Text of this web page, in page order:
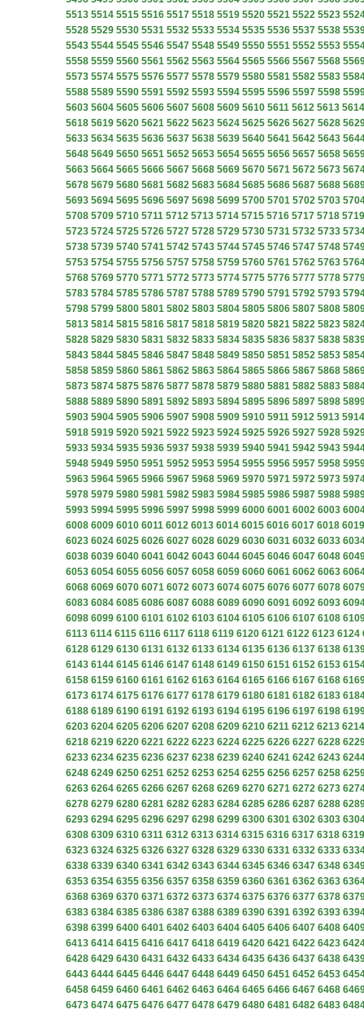
5513 5514 5515 5516 5517 5518 5519 5520 5521 5522 5523
5528 5529 5530 5531 5532 5533 5534 5535 5536 5537 5538
5543 5544 5545 5546 5547 5548 5549 5550 5551 5552 5553
5558 5559 5560 5561 5562 5563 5564 5565 5566 5567 5568
5573 5574 5575 5576 5577 5578 5579 5580 5581 5582 5583
5588 5589 5590 5591 5592 5593 5594 5595 5596 5597 5598
5603 5604 5605 5606 5607 5608 5609 5610 5611 5612 5613 5614
5618 5619 5620 5621 5622 5623 5624 5625 5626 5627 5628
5633 5634 5635 5636 5637 5638 5639 5640 5641 5642 5643
5648 5649 5650 5651 5652 5653 5654 5655 5656 5657 5658
5663 5664 5665 5666 5667 5668 5669 5670 5671 5672 5673
5678 5679 5680 5681 5682 5683 5684 5685 5686 5687 5688
5693 5694 5695 5696 5697 5698 5699 5700 5701 5702 5703
5708 5709 5710 5711 5712 5713 5714 5715 5716 5717 5718 5719
5723 5724 5725 5726 5727 5728 5729 5730 5731 5732 5733
5738 5739 5740 5741 5742 5743 5744 5745 5746 5747 5748
5753 5754 5755 5756 5757 5758 5759 5760 5761 5762 5763
5768 5769 5770 5771 5772 5773 5774 5775 5776 5777 5778
5783 5784 5785 5786 5787 5788 5789 5790 5791 5792 5793
5798 5799 5800 5801 5802 5803 5804 5805 5806 5807 5808
5813 5814 5815 5816 5817 5818 5819 5820 5821 5822 5823
5828 5829 5830 5831 5832 5833 5834 5835 5836 5837 5838
5843 5844 5845 5846 5847 5848 5849 5850 5851 5852 5853
5858 5859 5860 5861 5862 5863 5864 5865 5866 5867 5868
5873 5874 5875 5876 5877 5878 5879 5880 5881 5882 5883
5888 5889 5890 5891 5892 5893 5894 5895 5896 5897 5898
5903 5904 5905 5906 5907 5908 5909 5910 5911 5912 5913 5914
5918 5919 5920 5921 5922 5923 5924 5925 5926 5927 5928
5933 5934 5935 5936 5937 5938 5939 5940 5941 5942 5943
5948 5949 5950 5951 5952 5953 5954 5955 5956 5957 5958
5963 5964 5965 5966 5967 5968 5969 5970 5971 5972 5973
5978 5979 5980 5981 5982 5983 5984 5985 5986 5987 5988
5993 5994 5995 5996 5997 5998 5999 6000 6001 6002 6003
6008 6009 6010 6011 6012 6013 6014 6015 6016 6017 6018 6019
6023 6024 6025 6026 6027 6028 6029 6030 6031 6032 6033
6038 6039 6040 6041 6042 6043 6044 6045 6046 6047 6048
6053 6054 6055 6056 6057 6058 6059 6060 6061 6062 6063
6068 6069 6070 6071 6072 6073 6074 6075 6076 6077 6078
6083 6084 6085 6086 6087 6088 6089 6090 6091 6092 6093
6098 6099 6100 6101 6102 6103 6104 6105 6106 6107 6108
6113 6114 6115 6116 6117 6118 6119 6120 6121 6122 6123 6124
6128 6129 6130 6131 6132 6133 6134 6135 6136 6137 6138
6143 6144 6145 6146 6147 6148 6149 6150 6151 6152 6153
6158 6159 6160 6161 6162 6163 6164 6165 6166 6167 6168
6173 6174 6175 6176 6177 6178 6179 6180 6181 6182 6183
6188 6189 6190 6191 6192 6193 6194 6195 6196 6197 6198
6203 6204 6205 6206 6207 6208 6209 6210 6211 6212 6213 6214
6218 6219 6220 6221 6222 6223 6224 6225 6226 6227 6228
6233 6234 6235 6236 6237 6238 6239 6240 6241 6242 6243
6248 6249 6250 6251 6252 6253 6254 6255 6256 6257 6258
6263 6264 6265 6266 6267 6268 6269 6270 6271 6272 6273
6278 6279 6280 6281 6282 6283 6284 6285 6286 6287 6288
6293 6294 6295 6296 6297 6298 6299 6300 6301 6302 6303
6308 6309 6310 6311 6312 6313 6314 6315 6316 6317 6318 6319
6323 6324 6325 6326 6327 6328 6329 6330 6331 6332 6333
6338 6339 6340 6341 6342 6343 6344 6345 6346 6347 6348
6353 6354 6355 6356 6357 6358 6359 6360 6361 6362 6363
6368 6369 6370 6371 6372 6373 6374 6375 6376 6377 6378
6383 6384 6385 6386 6387 6388 6389 6390 6391 6392 6393
6398 6399 6400 6401 6402 6403 6404 6405 6406 6407 6408
6413 6414 6415 6416 6417 6418 6419 6420 6421 6422 6423
6428 6429 6430 6431 6432 6433 6434 6435 6436 6437 6438
6443 6444 6445 6446 6447 6448 6449 6450 6451 6452 6453
6458 6459 6460 6461 6462 6463 6464 6465 6466 6467 6468
6473 6474 6475 6476 6477 6478 6479 6480 6481 6482 6483